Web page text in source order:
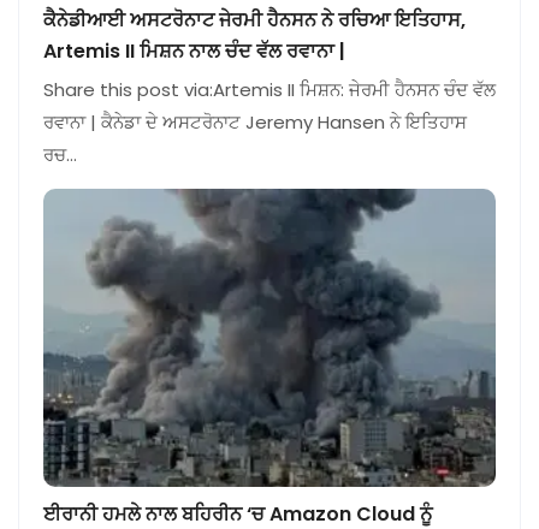
ਕੈਨੇਡੀਆਈ ਅਸਟਰੋਨਾਟ ਜੇਰਮੀ ਹੈਨਸਨ ਨੇ ਰਚਿਆ ਇਤਿਹਾਸ,
Artemis II ਮਿਸ਼ਨ ਨਾਲ ਚੰਦ ਵੱਲ ਰਵਾਨਾ |
Share this post via:Artemis II ਮਿਸ਼ਨ: ਜੇਰਮੀ ਹੈਨਸਨ ਚੰਦ ਵੱਲ
ਰਵਾਨਾ | ਕੈਨੇਡਾ ਦੇ ਅਸਟਰੋਨਾਟ Jeremy Hansen ਨੇ ਇਤਿਹਾਸ
ਰਚ…
ਈਰਾਨੀ ਹਮਲੇ ਨਾਲ ਬਹਿਰੀਨ ‘ਚ Amazon Cloud ਨੂੰ